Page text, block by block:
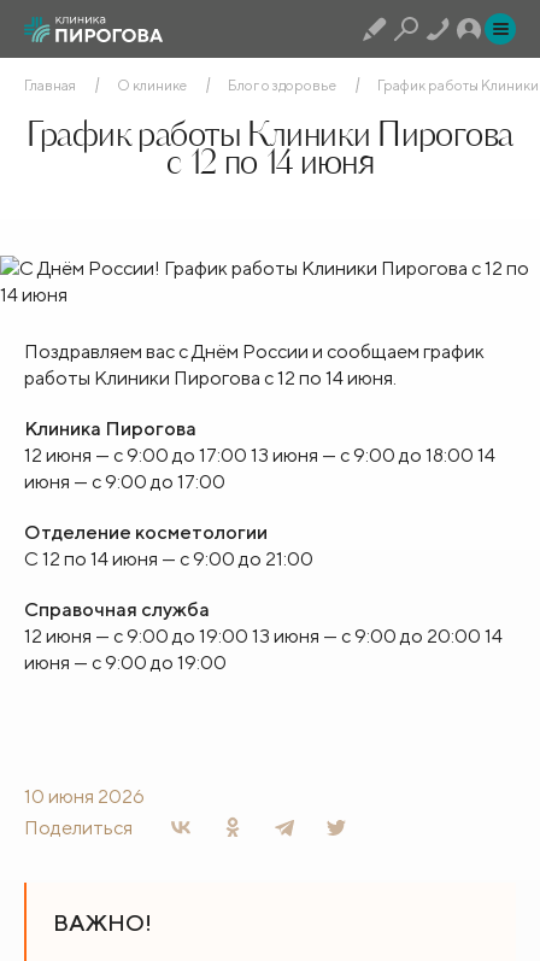
Главная О клинике Блог о здоровье График работы
График работы Клиники Пирогова
с 12 по 14 июня
Поздравляем вас с Днём России и сообщаем график
работы Клиники Пирогова с 12 по 14 июня.
Клиника Пирогова
12 июня — с 9:00 до 17:00 13 июня — с 9:00 до 18:00 14
июня — с 9:00 до 17:00
Отделение косметологии
С 12 по 14 июня — с 9:00 до 21:00
Справочная служба
12 июня — с 9:00 до 19:00 13 июня — с 9:00 до 20:00 14
июня — с 9:00 до 19:00
10 июня 2026
Поделиться
ВАЖНО!